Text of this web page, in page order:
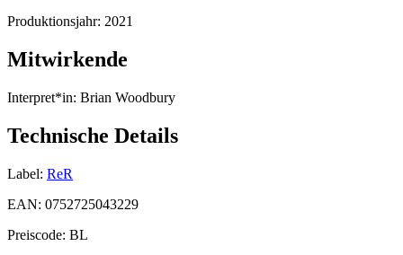
Produktionsjahr: 2021
Mitwirkende
Interpret*in: Brian Woodbury
Technische Details
Label: ReR
EAN: 0752725043229
Preiscode: BL